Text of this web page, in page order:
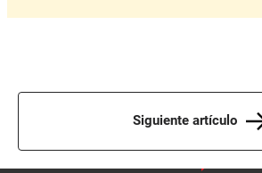
Siguiente artículo